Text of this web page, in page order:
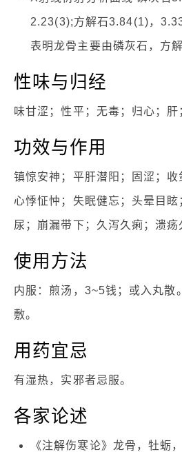
2.23(3);方解石3.84(1)，
表明龙骨主要由磷灰石，方解
性味与归经
味甘涩；性平；无毒；归心；肝
功效与作用
镇惊安神；平肝潜阳；固涩；收
心悸怔忡；失眠健忘；头晕目
尿；崩漏带下；久泻久痢；溃疡
使用方法
内服：煎汤，3~5钱；或入丸散
敷。
用药宜忌
有湿热，实邪者忌服。
各家论述
《注解伤寒论》龙骨，牡蛎